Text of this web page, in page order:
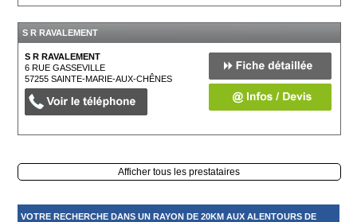
S R RAVALEMENT
S R RAVALEMENT
6 RUE GASSEVILLE
57255SAINTE-MARIE-AUX-CHÊNES
Afficher tous les prestataires
VOTRE RECHERCHE DANS UN RAYON DE 20KM AUX ALENTOURS DE